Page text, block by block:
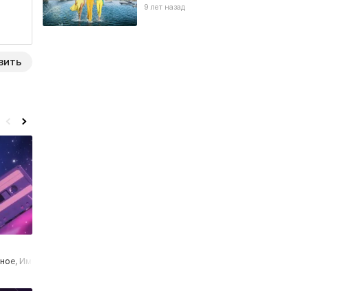
9 лет назад
Импровизация, Интеллектуальное